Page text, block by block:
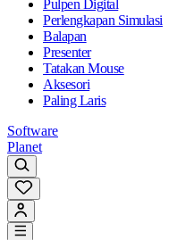
Pulpen Digital
Perlengkapan Simulasi
Balapan
Presenter
Tatakan Mouse
Aksesori
Paling Laris
Software
Planet